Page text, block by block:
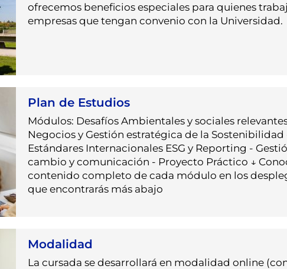
ofrecemos beneficios especiales para quienes
empresas que tengan convenio con la Universidad.
Plan de Estudios
Módulos: Desafíos Ambientales y sociales
Negocios y Gestión estratégica de la Sostenibilidad
Estándares Internacionales ESG y Reporting -
cambio y comunicación - Proyecto Práctico ↓
contenido completo de cada módulo en los
que encontrarás más abajo
Modalidad
La cursada se desarrollará en modalidad online